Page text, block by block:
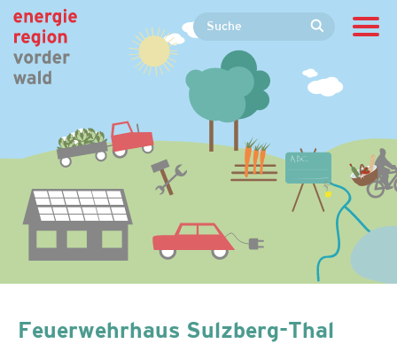
Feuerwehrhaus Sulzberg-Thal